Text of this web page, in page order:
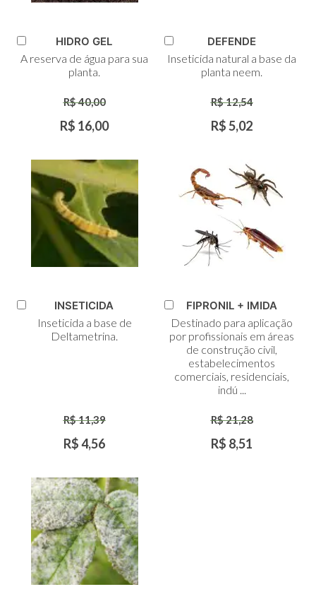
ao
HIDRO GEL
A reserva de água para sua
planta.
R$ 40,00
R$ 16,00
ao
Carrinho
DEFENDE
Inseticida natural a base da
planta neem.
R$ 12,54
R$ 5,02
Carrinho
INSETICIDA
Inseticida a base de
Deltametrina.
R$ 11,39
R$ 4,56
ao
Carrinho
FIPRONIL + IMIDA
Destinado para aplicação
por profissionais em áreas
de construção civil,
estabelecimentos
comerciais, residenciais,
indú ...
R$ 21,28
R$ 8,51